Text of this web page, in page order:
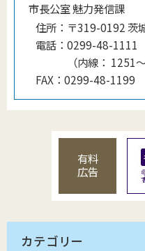
市長公室 魅力発信課
住所： 〒319-0192 茨
電話： 0299-48-1111
（内線 ： 1251
FAX： 0299-48-1199
有料
広告
カテゴリー